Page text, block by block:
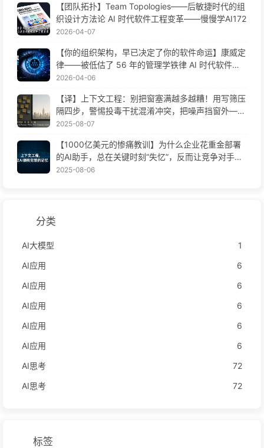
【团队拓扑】Team Topologies——后敏捷时代的组
织设计方法论 AI 时代软件工程变革——慢慢学AI172
2026-04-07
【你的组织架构，早已决定了你的软件命运】康威定
律——被低估了 56 年的管理学铁律 AI 时代软件工
程变革——慢慢学AI171
2026-04-06
【译】上下文工程：别把窗塞满越多越糟！用写筛压
隔四步，警惕投毒干扰混淆冲突，把噪声挡窗外——
慢慢学AI170
2025-08-07
【1000亿美元的惨痛教训】为什么企业花重金部署
的AI助手，总在关键时刻“失忆”，反而让竞争对手实
现90%性能提升？——慢慢学AI169
2025-08-06
分类
AI大模型
1
AI应用
6
AI应用
6
AI应用
6
AI应用
6
AI应用
6
AI思考
72
AI思考
72
标签